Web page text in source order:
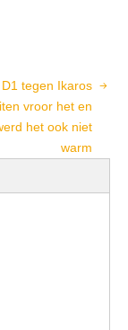
tegen Ikaros
vroor het en
het ook niet
warm